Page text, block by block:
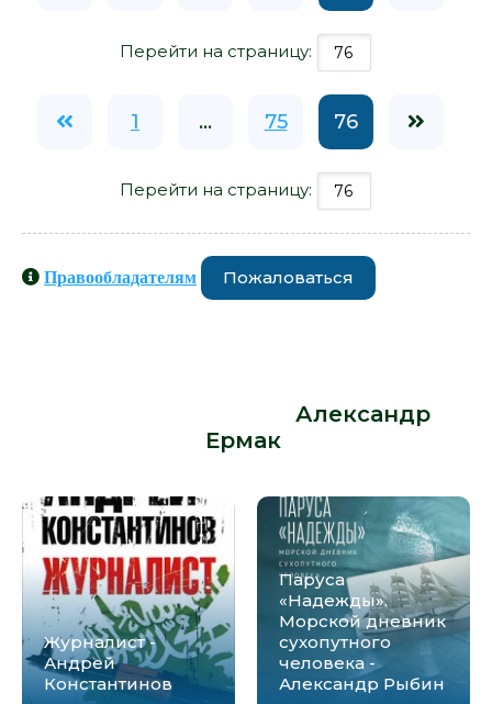
Перейти на страницу:
1 ... 75 76
Перейти на страницу:
Правообладателям Пожаловаться
Александр
Ермак
Журналист -
Андрей
Константинов
Паруса
«Надежды».
Морской дневник
сухопутного
человека -
Александр Рыбин